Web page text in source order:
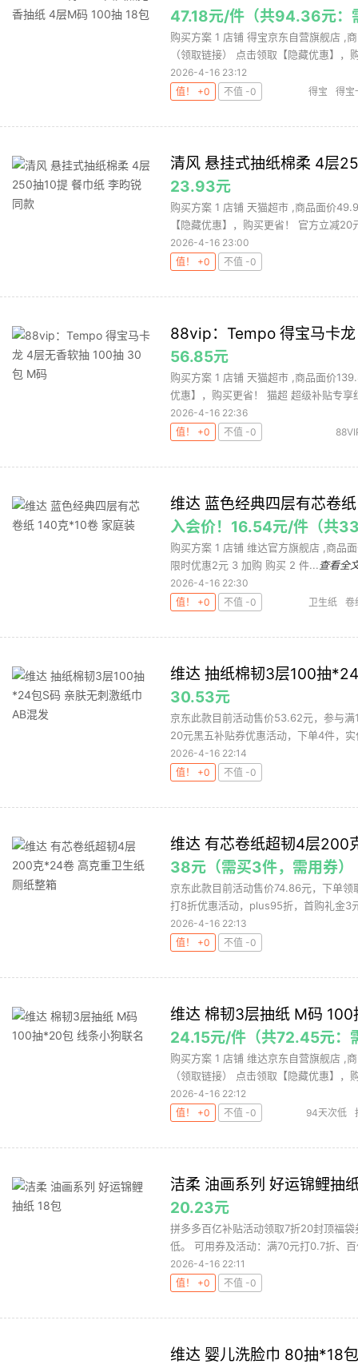
47.18元/件（共94.36元：
购买方案 1 店铺 得宝京东自营旗舰店 ,
（领取链接） 点击领取【隐藏优惠】，
2026-4-16 23:12
值！ +0
不值 -0 得宝 得宝
清风 悬挂式抽纸棉柔 4层
23.93元
购买方案 1 店铺 天猫超市 ,商品面价
【隐藏优惠】，购买更省！ 官方立减20
2026-4-16 23:00
值！ +0
不值 -0
88vip：Tempo 得宝马卡
56.85元
购买方案 1 店铺 天猫超市 ,商品面价
优惠】，购买更省！ 猫超 超级补贴专享
2026-4-16 22:36
值！ +0
不值 -0
维达 蓝色经典四层有芯卷
入会价！16.54元/件（共
购买方案 1 店铺 维达官方旗舰店 ,商品
限时优惠2元 3 加购 购买 2 件... 查看全
2026-4-16 22:30
值！ +0
不值 -0 卫生纸 卷
维达 抽纸棉韧3层100抽
30.53元
京东此款目前活动售价53.62元，参与
20元黑五补贴券优惠活动，下单4件，
2026-4-16 22:14
值！ +0
不值 -0
维达 有芯卷纸超韧4层200
38元（需买3件，需用券）
京东此款目前活动售价74.86元，下单
打8折优惠活动，plus95折，首购礼金3
2026-4-16 22:13
值！ +0
不值 -0
维达 棉韧3层抽纸 M码
24.15元/件（共72.45元：
购买方案 1 店铺 维达京东自营旗舰店 ,
（领取链接） 点击领取【隐藏优惠】，
2026-4-16 22:12
值！ +0
不值 -0 94天次低
洁柔 油画系列 好运锦鲤抽
20.23元
拼多多百亿补贴活动领取7折20封顶福
低。 可用券及活动：满70元打0.7折、
2026-4-16 22:11
值！ +0
不值 -0
维达 婴儿洗脸巾 80抽*18